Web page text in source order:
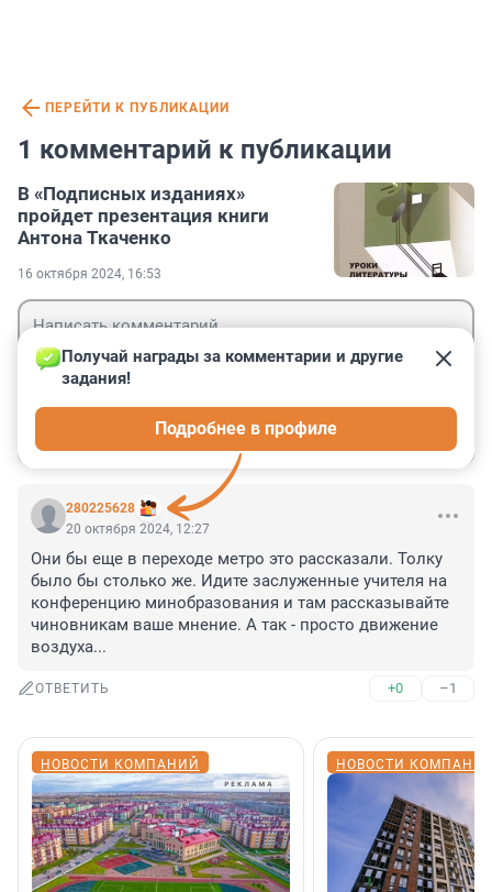
ПЕРЕЙТИ К ПУБЛИКАЦИИ
1 комментарий к публикации
В «Подписных изданиях»
пройдет презентация книги
Антона Ткаченко
16 октября 2024, 16:53
280225628
Получай награды за комментарии и другие
задания!
Подробнее в профиле
20 октября 2024, 12:27
Они бы еще в переходе метро это рассказали. Толку
было бы столько же. Идите заслуженные учителя на
конференцию минобразования и там рассказывайте
чиновникам ваше мнение. А так - просто движение
воздуха...
ОТВЕТИТЬ +0 –1
НОВОСТИ КОМПАНИЙ НОВОСТИ